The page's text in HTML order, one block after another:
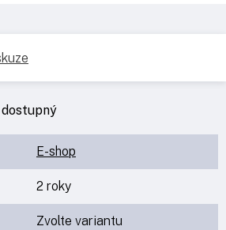
E-shop
2 roky
Zvolte variantu